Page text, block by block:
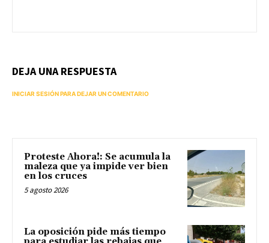
DEJA UNA RESPUESTA
INICIAR SESIÓN PARA DEJAR UN COMENTARIO
Proteste Ahora!: Se acumula la
maleza que ya impide ver bien
en los cruces
5 agosto 2026
La oposición pide más tiempo